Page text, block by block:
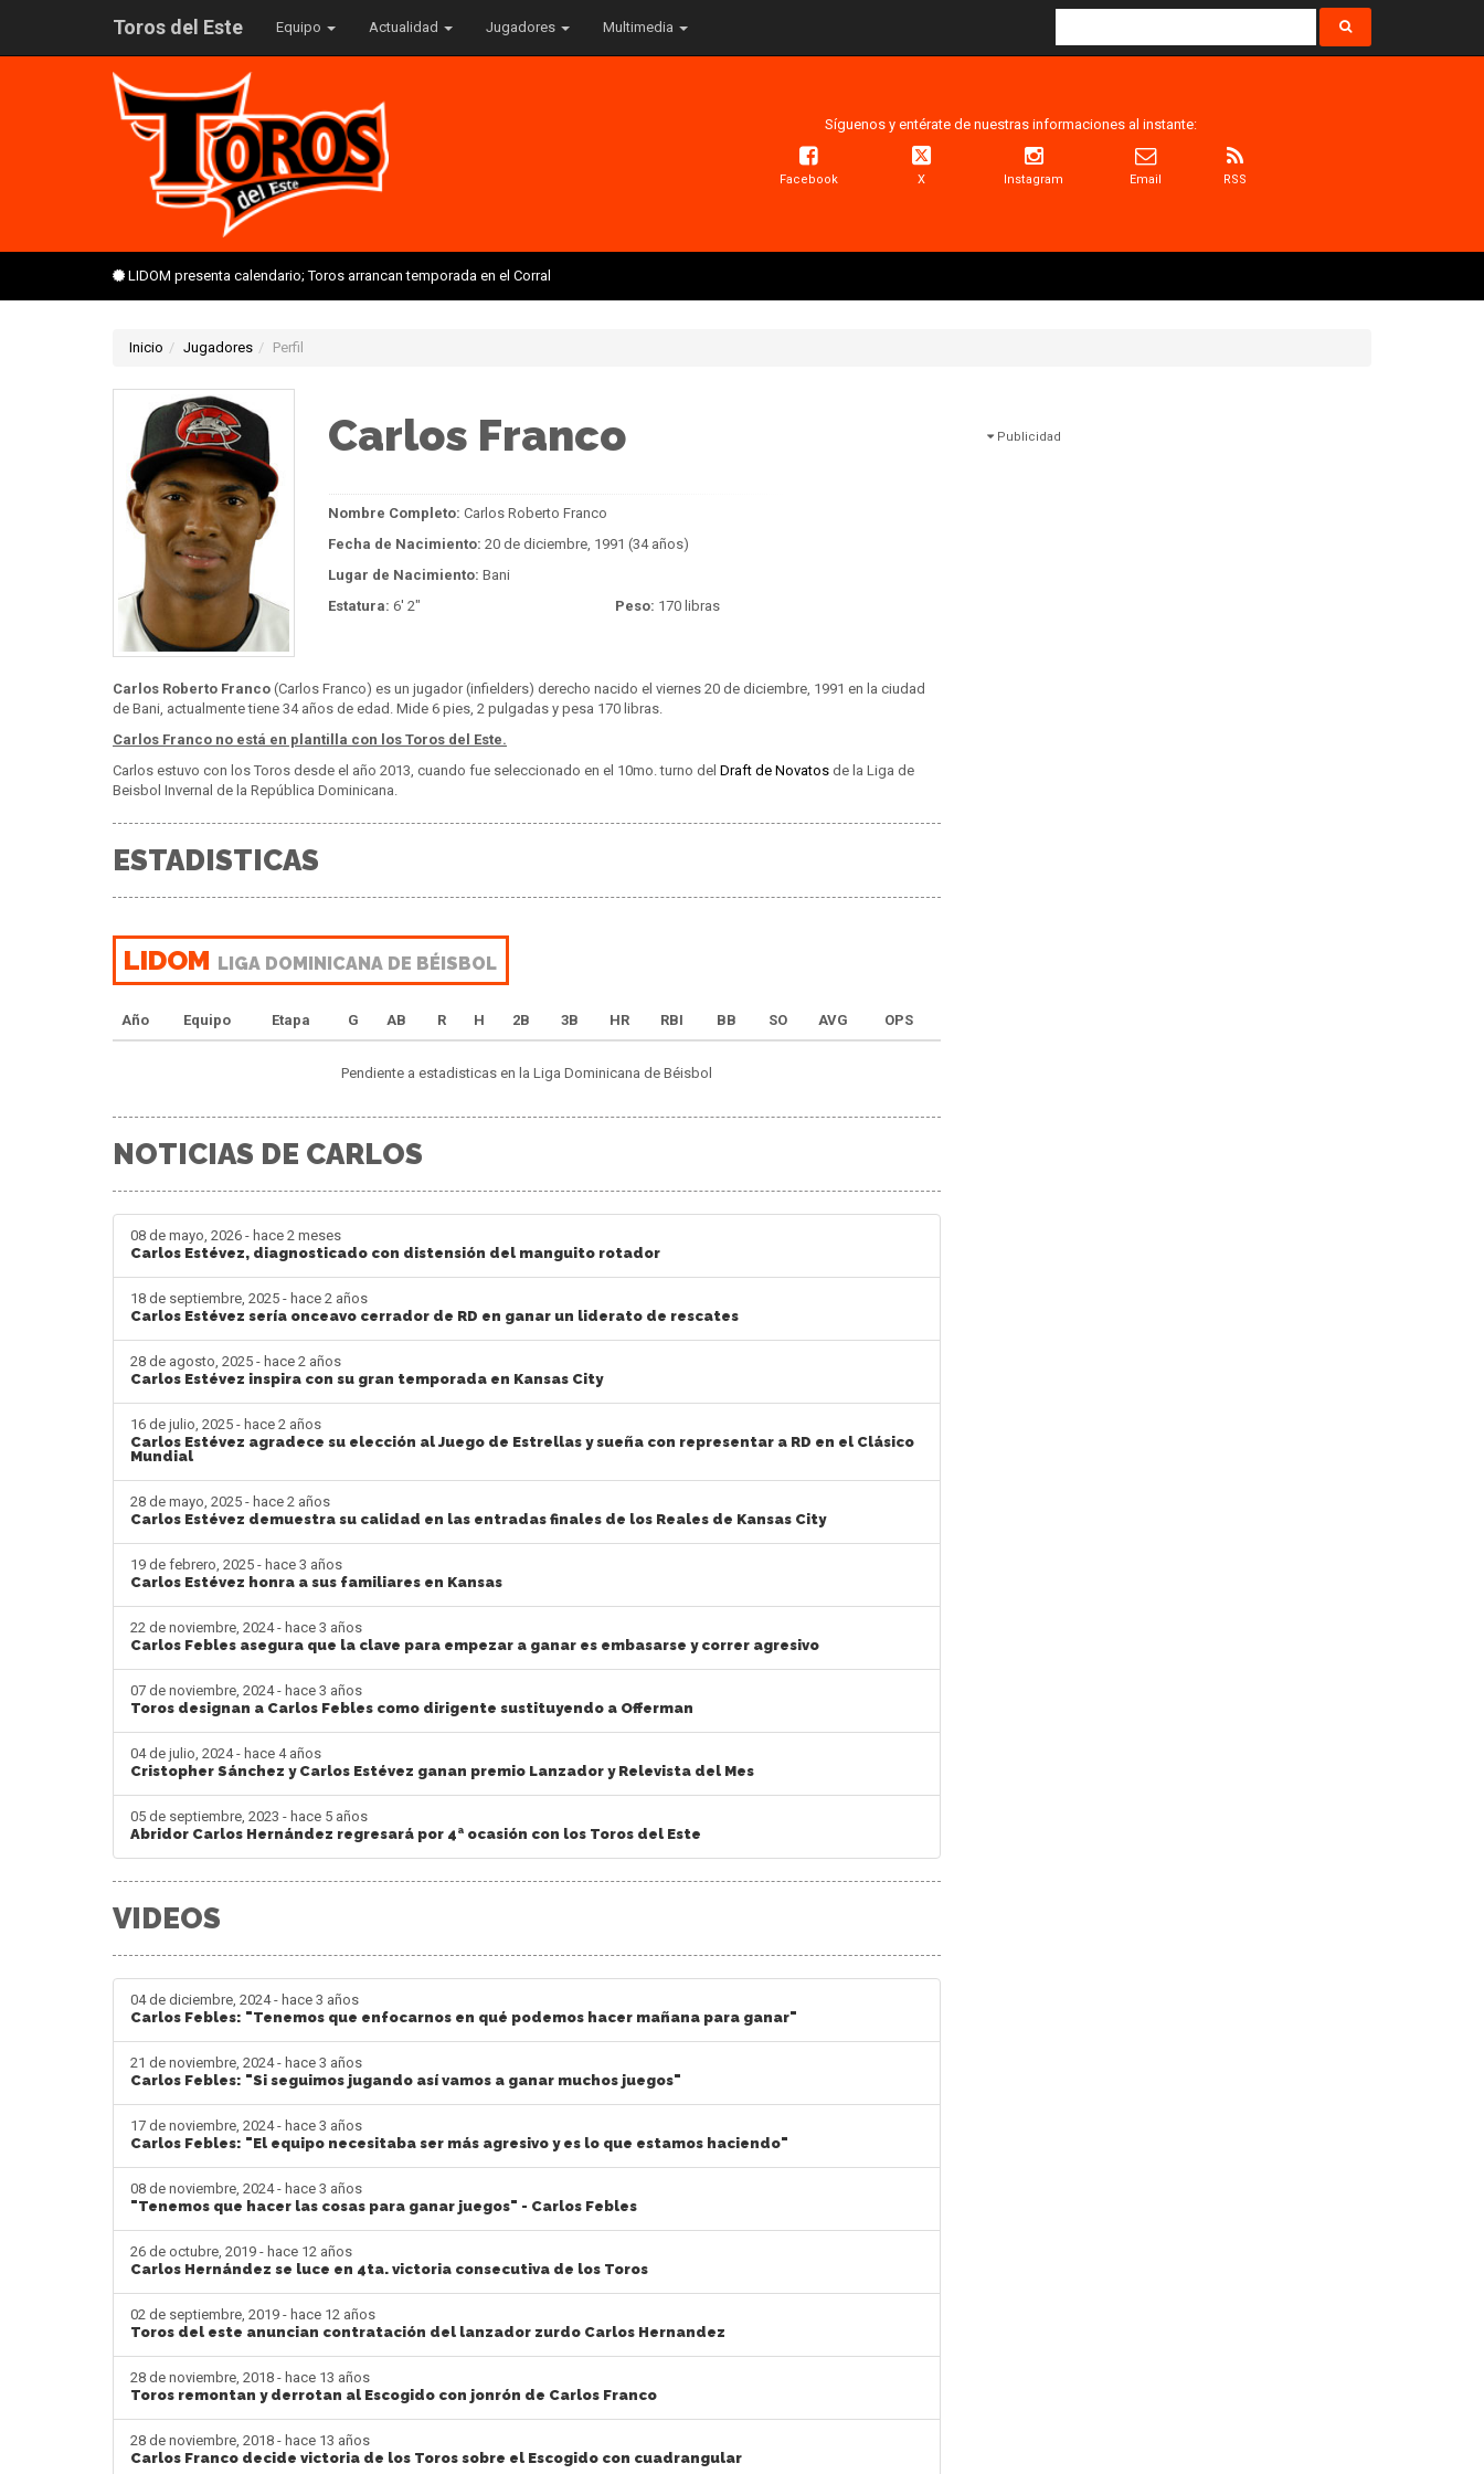
Toros del Este Equipo Actualidad Jugadores Multimedia
Síguenos y entérate de nuestras informaciones al instante:
Facebook X Instagram Email RSS
LIDOM presenta calendario; Toros arrancan temporada en el Corral
Inicio Jugadores Perfil
Carlos Franco
Nombre Completo: Carlos Roberto Franco
Fecha de Nacimiento: 20 de diciembre, 1991 (34 años)
Lugar de Nacimiento: Bani
Estatura: 6' 2" Peso: 170 libras
Carlos Roberto Franco (Carlos Franco) es un jugador (infielders) derecho nacido el viernes 20 de diciembre, 1991 en la ciudad
de Bani, actualmente tiene 34 años de edad. Mide 6 pies, 2 pulgadas y pesa 170 libras.
Carlos Franco no está en plantilla con los Toros del Este.
Carlos estuvo con los Toros desde el año 2013, cuando fue seleccionado en el 10mo. turno del Draft de Novatos de la Liga de
Beisbol Invernal de la República Dominicana.
ESTADISTICAS
LIDOM LIGA DOMINICANA DE BÉISBOL
Año Equipo Etapa G AB R H 2B 3B HR RBI BB SO AVG OPS
Pendiente a estadisticas en la Liga Dominicana de Béisbol
NOTICIAS DE CARLOS
08 de mayo, 2026 - hace 2 meses
Carlos Estévez, diagnosticado con distensión del manguito rotador
18 de septiembre, 2025 - hace 2 años
Carlos Estévez sería onceavo cerrador de RD en ganar un liderato de rescates
28 de agosto, 2025 - hace 2 años
Carlos Estévez inspira con su gran temporada en Kansas City
16 de julio, 2025 - hace 2 años
Carlos Estévez agradece su elección al Juego de Estrellas y sueña con representar a RD en el Clásico
Mundial
28 de mayo, 2025 - hace 2 años
Carlos Estévez demuestra su calidad en las entradas finales de los Reales de Kansas City
19 de febrero, 2025 - hace 3 años
Carlos Estévez honra a sus familiares en Kansas
22 de noviembre, 2024 - hace 3 años
Carlos Febles asegura que la clave para empezar a ganar es embasarse y correr agresivo
07 de noviembre, 2024 - hace 3 años
Toros designan a Carlos Febles como dirigente sustituyendo a Offerman
04 de julio, 2024 - hace 4 años
Cristopher Sánchez y Carlos Estévez ganan premio Lanzador y Relevista del Mes
05 de septiembre, 2023 - hace 5 años
Abridor Carlos Hernández regresará por 4ª ocasión con los Toros del Este
VIDEOS
04 de diciembre, 2024 - hace 3 años
Carlos Febles: "Tenemos que enfocarnos en qué podemos hacer mañana para ganar"
21 de noviembre, 2024 - hace 3 años
Carlos Febles: "Si seguimos jugando así vamos a ganar muchos juegos"
17 de noviembre, 2024 - hace 3 años
Carlos Febles: "El equipo necesitaba ser más agresivo y es lo que estamos haciendo"
08 de noviembre, 2024 - hace 3 años
"Tenemos que hacer las cosas para ganar juegos" - Carlos Febles
26 de octubre, 2019 - hace 12 años
Carlos Hernández se luce en 4ta. victoria consecutiva de los Toros
02 de septiembre, 2019 - hace 12 años
Toros del este anuncian contratación del lanzador zurdo Carlos Hernandez
28 de noviembre, 2018 - hace 13 años
Toros remontan y derrotan al Escogido con jonrón de Carlos Franco
28 de noviembre, 2018 - hace 13 años
Carlos Franco decide victoria de los Toros sobre el Escogido con cuadrangular
Publicidad